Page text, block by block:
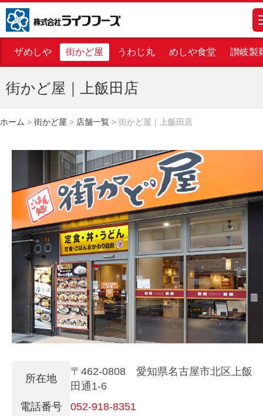
株式会社ライフフーズ
ザめしや 街かど屋 うわじ丸 めしや食堂 讃岐製
街かど屋｜上飯田店
ホーム > 街かど屋 > 店舗一覧 > 街かど屋｜上飯田店
所在地
〒462-0808 愛知県名古屋市北区上飯
田通1-6
電話番号
052-918-8351